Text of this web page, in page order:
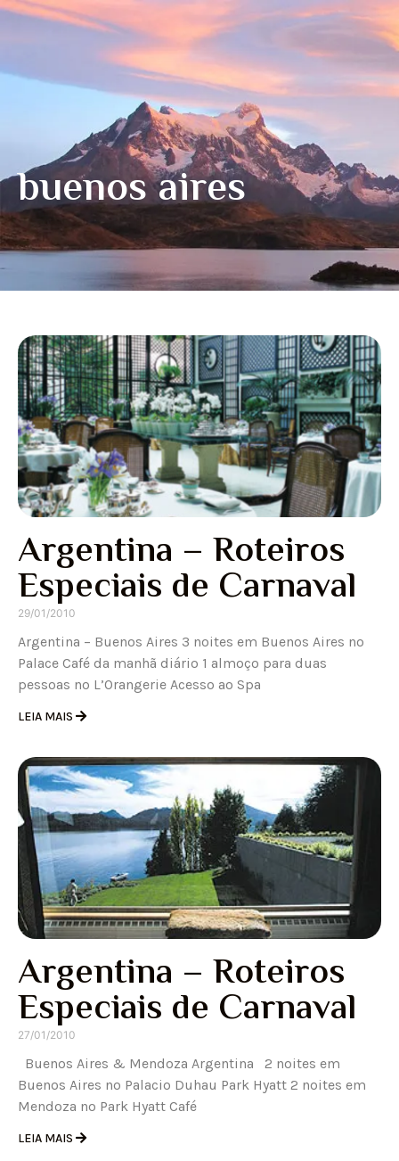
buenos aires
Argentina – Roteiros
Especiais de Carnaval
29/01/2010
Argentina – Buenos Aires 3 noites em Buenos Aires no
Palace Café da manhã diário 1 almoço para duas
pessoas no L’Orangerie Acesso ao Spa
LEIA MAIS
Argentina – Roteiros
Especiais de Carnaval
27/01/2010
Buenos Aires & Mendoza Argentina 2 noites em
Buenos Aires no Palacio Duhau Park Hyatt 2 noites em
Mendoza no Park Hyatt Café
LEIA MAIS